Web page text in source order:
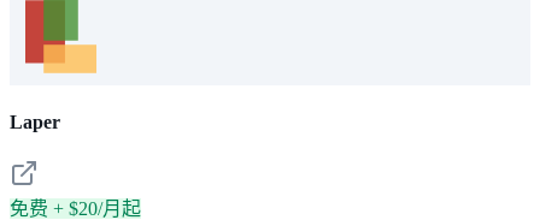
Laper
免费 + $20/月起